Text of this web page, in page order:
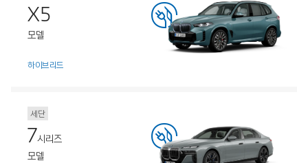
X5
모델
하이브리드
세단
7시리즈
모델